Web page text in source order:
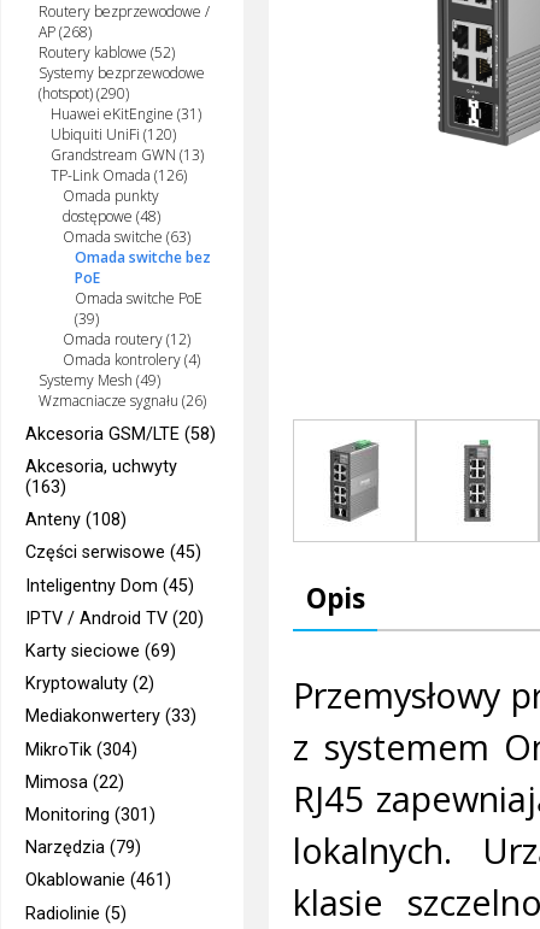
Routery bezprzewodowe /
AP (268)
Routery kablowe (52)
Systemy bezprzewodowe
(hotspot) (290)
Huawei eKitEngine (31)
Ubiquiti UniFi (120)
Grandstream GWN (13)
TP-Link Omada (126)
Omada punkty
dostępowe (48)
Omada switche (63)
Omada switche bez
PoE
Omada switche PoE
(39)
Omada routery (12)
Omada kontrolery (4)
Systemy Mesh (49)
Wzmacniacze sygnału (26)
Akcesoria GSM/LTE (58)
Akcesoria, uchwyty
(163)
Anteny (108)
Części serwisowe (45)
Inteligentny Dom (45)
IPTV / Android TV (20)
Karty sieciowe (69)
Kryptowaluty (2)
Mediakonwertery (33)
MikroTik (304)
Mimosa (22)
Monitoring (301)
Narzędzia (79)
Okablowanie (461)
Radiolinie (5)
Opis
Przemysłowy
z systemem
RJ45
lokalnych.
klasie